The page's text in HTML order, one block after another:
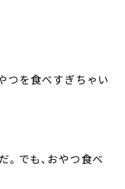
つを食べすぎちゃい
。でも、おやつ食べ